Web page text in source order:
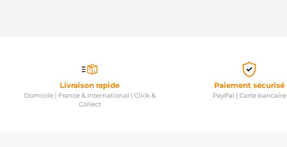
Livraison rapide
Domicile | France & International | Click &
Collect
Paiement sécurisé
PayPal | Carte bancaire